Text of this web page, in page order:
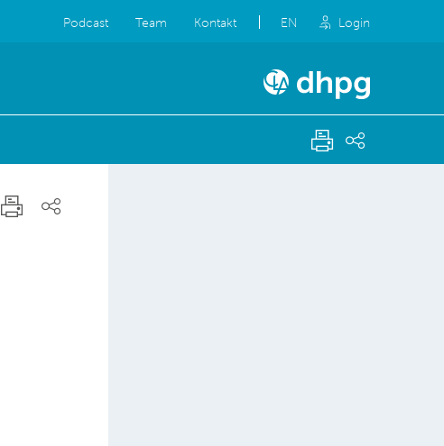
Podcast Team Kontakt EN Login